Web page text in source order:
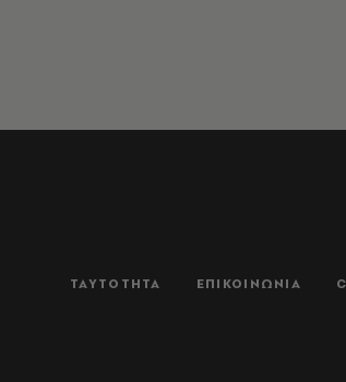
ΤΑΥΤΟΤΗΤΑ ΕΠΙΚΟΙΝΩΝΙΑ